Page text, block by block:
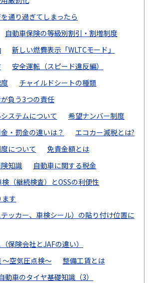
通り過ぎてしまったら
自動車保険の等級別割引・割増制度
新しい燃費表示「WLTCモード」
安全運転（スピード違反編）
チャイルドシートの種類
負う3つの責任
ステムについて
希望ナンバー制度
・罰金の違いは？
エコカー減税とは?
について
免責金額とは
知識
自動車に関する税金
検（継続検査）とOSSの利便性
す
ッカー、車検シール）の貼り付け位置に
保険会社とJAFの違い）
～空気圧点検～
整備工賃とは
動車のタイヤ基礎知識（3）